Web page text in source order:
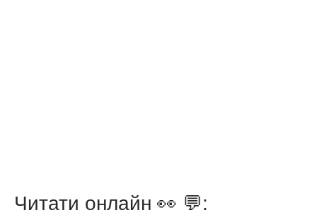
Читати онлайн 👀 💬: